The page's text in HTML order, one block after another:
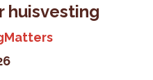
huisvesting